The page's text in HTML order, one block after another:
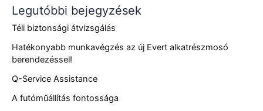
Legutóbbi bejegyzések
Téli biztonsági átvizsgálás
Hatékonyabb munkavégzés az új Evert alkatrészmosó
berendezéssel!
Q-Service Assistance
A futóműállítás fontossága